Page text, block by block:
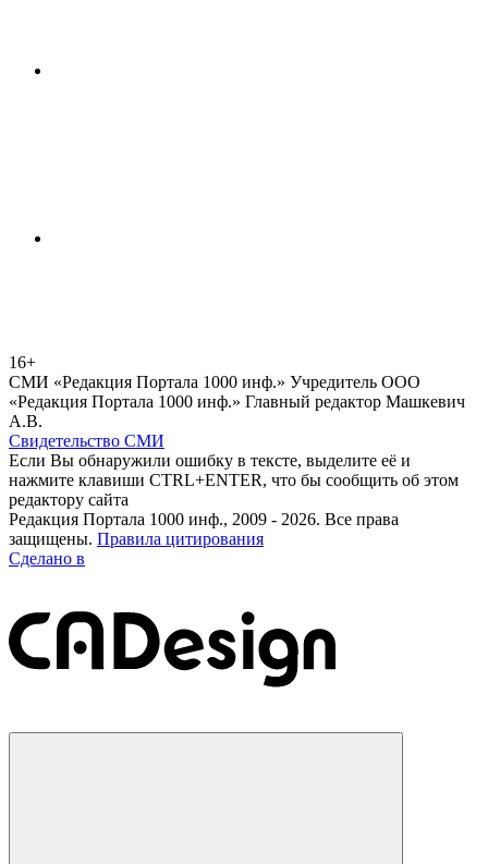
16+
СМИ «Редакция Портала 1000 инф.» Учредитель ООО
«Редакция Портала 1000 инф.» Главный редактор Машкевич
А.В.
Свидетельство СМИ
Если Вы обнаружили ошибку в тексте, выделите её и
нажмите клавиши CTRL+ENTER, что бы сообщить об этом
редактору сайта
Редакция Портала 1000 инф., 2009 - 2026. Все права
защищены. Правила цитирования
Сделано в